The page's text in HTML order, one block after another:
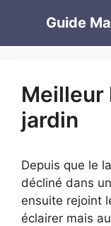
contenu
Guide
Meilleur
jardin
Depuis que le
décliné dans
ensuite rejoint
éclairer mais